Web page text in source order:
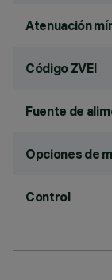
Atenuación
Código ZVEI
Fuente de
Opciones de
Control